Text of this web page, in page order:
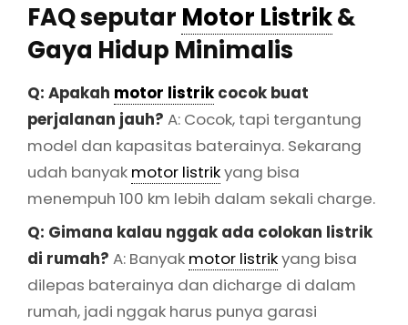
FAQ seputar Motor Listrik&
Gaya Hidup Minimalis
Q: Apakah motor listrik cocok buat
perjalanan jauh? A: Cocok, tapi tergantung
model dan kapasitas baterainya. Sekarang
udah banyak motor listrikyang bisa
menempuh 100 km lebih dalam sekali charge.
Q: Gimana kalau nggak ada colokan listrik
di rumah? A: Banyak motor listrikyang bisa
dilepas baterainya dan dicharge di dalam
rumah, jadi nggak harus punya garasi